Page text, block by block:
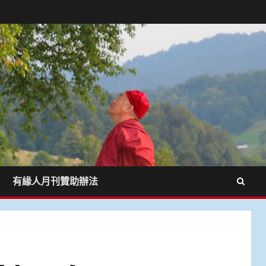
有緣人月刊贊助辦法